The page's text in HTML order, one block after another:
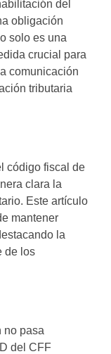
del
obligación
solo es una
crucial para
comunicación
tributaria
código fiscal de
clara la
Este artículo
mantener
la
de los
no pasa
del CFF